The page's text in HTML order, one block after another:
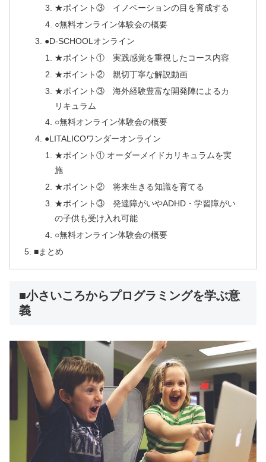
★ポイント③ イノベーションの目を育成する
○無料オンライン体験会の概要
●D-SCHOOLオンライン
★ポイント① 実践感覚を重視したコース内容
★ポイント② 親切丁寧な解説動画
★ポイント③ 海外経験豊富な開発陣によるカ
リキュラム
○無料オンライン体験会の概要
●LITALICOワンダーオンライン
★ポイント① オーダーメイドカリキュラムを実
施
★ポイント② 将来生きる知識を育てる
★ポイント③ 発達障がいやADHD・学習障がい
の子供も受け入れ可能
○無料オンライン体験会の概要
■まとめ
■小さいころからプログラミングを学ぶ意
義